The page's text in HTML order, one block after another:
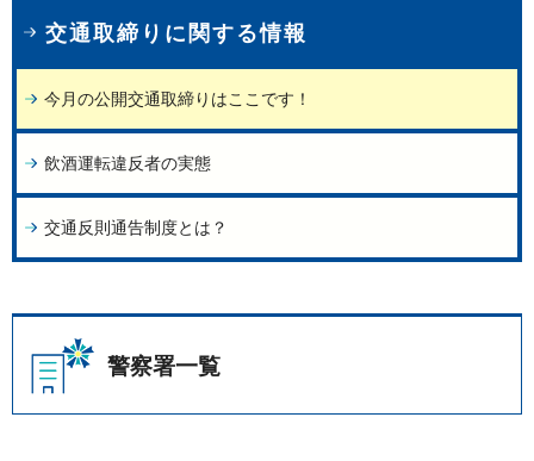
交通取締りに関する情報
今月の公開交通取締りはここです！
飲酒運転違反者の実態
交通反則通告制度とは？
警察署一覧